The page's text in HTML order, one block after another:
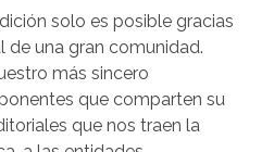
solo es posible gracias
de una gran comunidad.
más sincero
que comparten su
que nos traen la